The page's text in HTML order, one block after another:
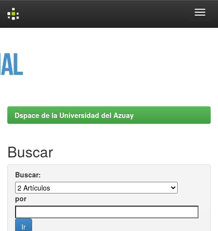
Dspace de la Universidad del Azuay
Buscar
Buscar:
por